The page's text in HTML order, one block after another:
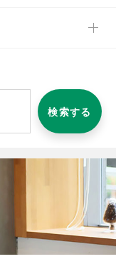
検索する